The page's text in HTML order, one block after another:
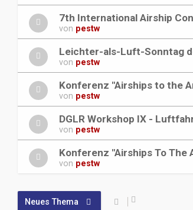
7th International Airship
von pestw
Leichter-als-Luft-Sonntag
von pestw
Konferenz "Airships to the
von pestw
DGLR Workshop IX -
von pestw
Konferenz "Airships To The
von pestw
Neues Thema